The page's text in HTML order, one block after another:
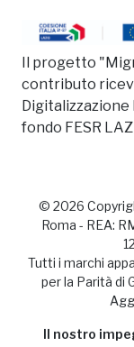
Il progetto
contributo
fondo FESR
© 2026
Roma - REA:
Tutti i marchi
per la Parità di
Il nostro